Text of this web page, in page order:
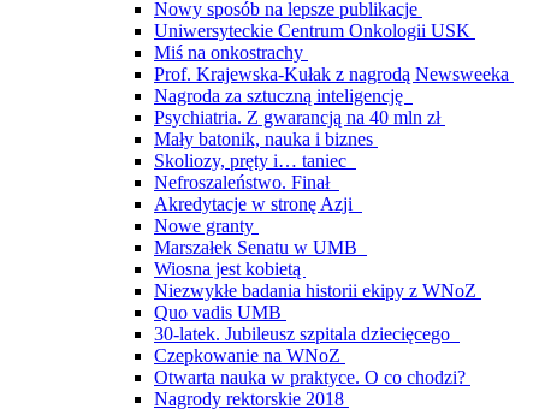
Nowy sposób na lepsze publikacje
Uniwersyteckie Centrum Onkologii USK
Miś na onkostrachy
Prof. Krajewska-Kułak z nagrodą Newsweeka
Nagroda za sztuczną inteligencję
Psychiatria. Z gwarancją na 40 mln zł
Mały batonik, nauka i biznes
Skoliozy, pręty i… taniec
Nefroszaleństwo. Finał
Akredytacje w stronę Azji
Nowe granty
Marszałek Senatu w UMB
Wiosna jest kobietą
Niezwykłe badania historii ekipy z WNoZ
Quo vadis UMB
30-latek. Jubileusz szpitala dziecięcego
Czepkowanie na WNoZ
Otwarta nauka w praktyce. O co chodzi?
Nagrody rektorskie 2018